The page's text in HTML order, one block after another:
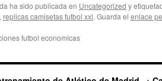
ha sido publicada en Uncategorized y
, replicas camisetas futbol xxl. Guarda el enlace
futbol economicas